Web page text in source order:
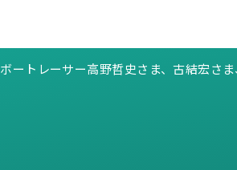
ボートレーサー高野哲史さま、古結宏さ